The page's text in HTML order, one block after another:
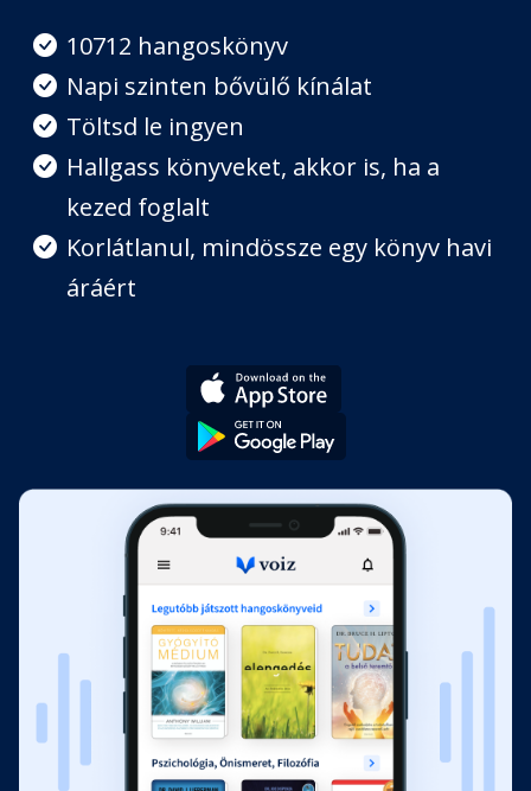
05 | Önjáró munkatársak és
vezetők stratégiája
Fejezet hossza: 00:40:33
06 | Rendszerek &
hatástöbbszörözők stratégiája
Fejezet hossza: 00:56:58
Fejezet hossza: 00:46:32
08 | Az önjáró vállalkozói életstílus
Fejezet hossza: 00:28:48
09 | Hogyan leszel szabad
cégtulajdonos vállalkozó?
Fejezet hossza: 00:08:53
Köszönetnyilvánítás
Fejezet hossza: 00:05:22
10712 hangoskönyv
Napi szinten bővülő kínálat
Töltsd le ingyen
Hallgass könyveket, akkor is, ha a
kezed foglalt
Korlátlanul, mindössze egy könyv havi
áráért